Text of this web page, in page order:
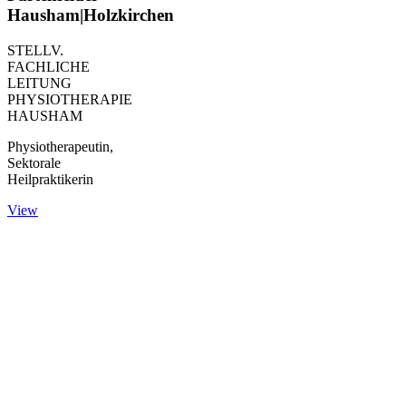
Hausham|Holzkirchen
STELLV.
FACHLICHE
LEITUNG
PHYSIOTHERAPIE
HAUSHAM
Physiotherapeutin,
Sektorale
Heilpraktikerin
View